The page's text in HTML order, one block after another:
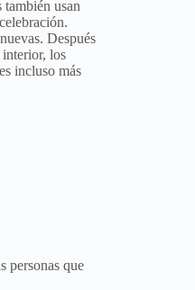
usan
Después
interior, los
incluso más
personas que